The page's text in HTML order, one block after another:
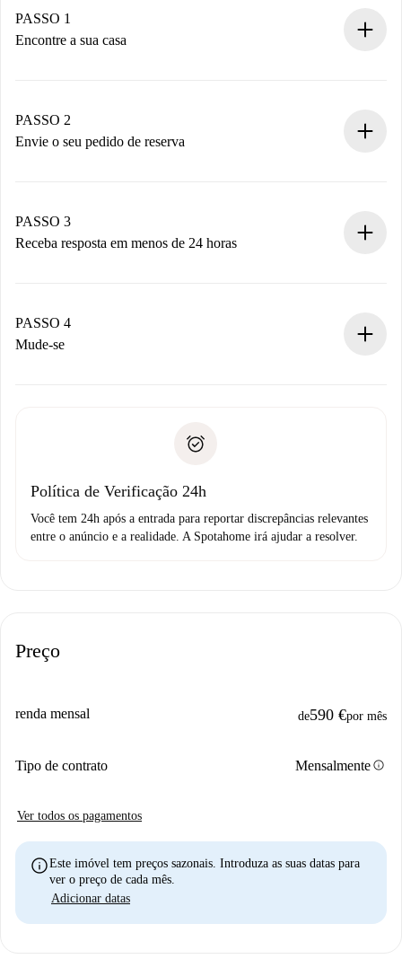
PASSO 1
Encontre a sua casa
Você tem todas as informações necessárias
antecipadamente.
PASSO 2
Envie o seu pedido de reserva
Não cobramos nada até que o proprietário confirme.
PASSO 3
Receba resposta em menos de 24 horas
proprietário.
Se recusada: não cobraremos nada e ofereceremos
Débito direto bancário
PASSO 4
Mude-se
não comunicar nenhum problema.
Política de Verificação 24h
Você tem 24h após a entrada para reportar discrepâncias relevantes
entre o anúncio e a realidade. A Spotahome irá ajudar a resolver.
Preço
renda mensal de590 €por mês
Tipo de contrato Mensalmenteinfo
Ver todos os pagamentos
infoEste imóvel tem preços sazonais. Introduza as suas datas para
ver o preço de cada mês.
Adicionar datas